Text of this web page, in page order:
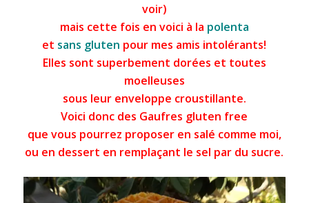
voir)
mais cette fois en voici à la polenta
et sans gluten pour mes amis intolérants!
Elles sont superbement dorées et toutes
moelleuses
sous leur enveloppe croustillante.
Voici donc des Gaufres gluten free
que vous pourrez proposer en salé comme moi,
ou en dessert en remplaçant le sel par du sucre.